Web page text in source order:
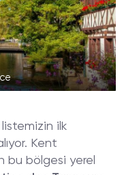
listemizin ilk
Kent
bu bölgesi yerel